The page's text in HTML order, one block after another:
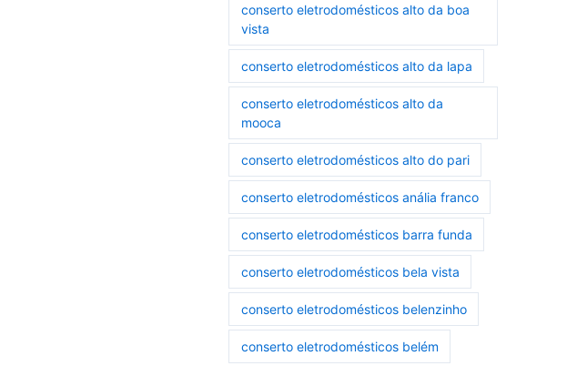
conserto eletrodomésticos alto da boa
vista
conserto eletrodomésticos alto da lapa
conserto eletrodomésticos alto da
mooca
conserto eletrodomésticos alto do pari
conserto eletrodomésticos anália franco
conserto eletrodomésticos barra funda
conserto eletrodomésticos bela vista
conserto eletrodomésticos belenzinho
conserto eletrodomésticos belém